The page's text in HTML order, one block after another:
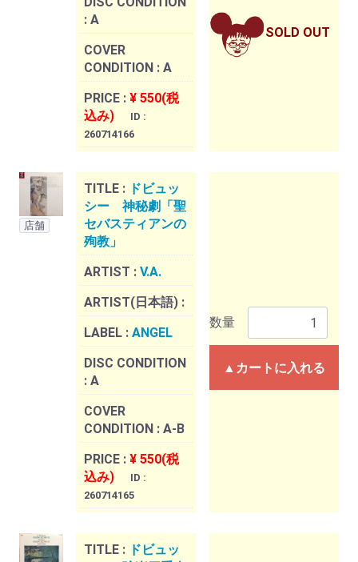
: A
COVER
CONDITION : A
PRICE : ¥ 550(税
込み)
ID :
260714166
SOLD OUT
店舗
TITLE : ドビュッ
シー 神秘劇「聖
セバスティアンの
殉教」
ARTIST : V.A.
ARTIST(日本語) :
LABEL : ANGEL
DISC CONDITION
: A
COVER
CONDITION : A-B
PRICE : ¥ 550(税
込み)
ID :
260714165
数量
▲カートに入れる
TITLE : ドビュッ